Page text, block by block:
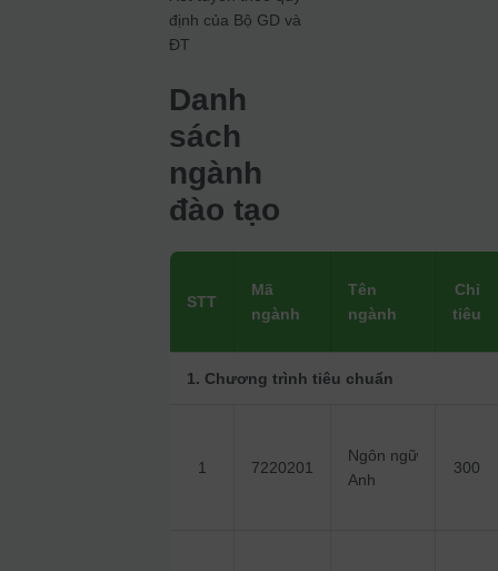
định của Bộ GD và
ĐT
Danh
sách
ngành
đào tạo
STT
Mã
ngành
Tên
ngành
Chỉ
tiêu
1. Chương trình tiêu chuẩn
1 7220201
Ngôn ngữ
Anh
300